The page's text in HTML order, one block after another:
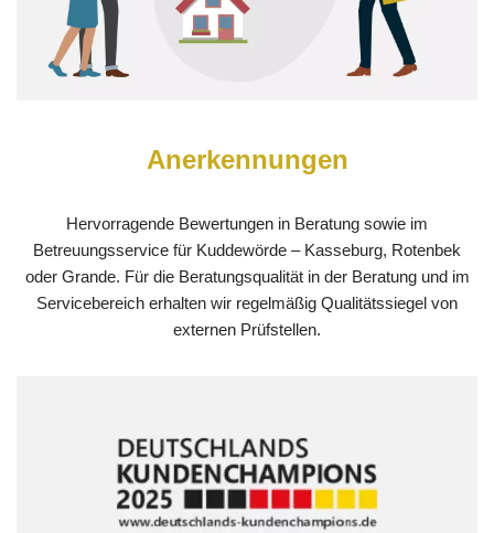
Anerkennungen
Hervorragende Bewertungen in Beratung sowie im
Betreuungsservice für Kuddewörde – Kasseburg, Rotenbek
oder Grande. Für die Beratungsqualität in der Beratung und im
Servicebereich erhalten wir regelmäßig Qualitätssiegel von
externen Prüfstellen.